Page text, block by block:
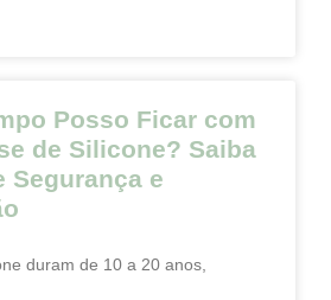
Posso Ficar com
de Silicone? Saiba
Segurança e
duram de 10 a 20 anos,